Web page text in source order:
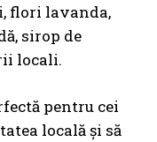
flori lavanda,
sirop de
locali.
pentru cei
locală și să